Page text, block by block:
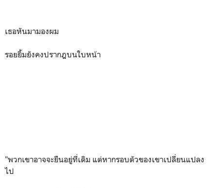
เธอหันมามองผม
รอยยิ้มยังคงปรากฎบนใบหน้า
"พวกเขาอาจจะยืนอยู่ที่เดิม แต่หากรอบตัวของเขาเปลี่ยนแปลง
ไป